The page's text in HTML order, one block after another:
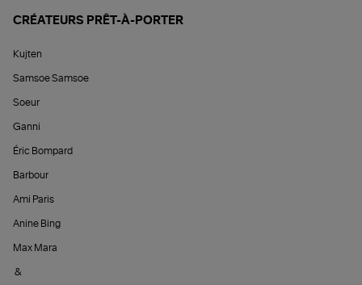
CRÉATEURS PRÊT-À-PORTER
Kujten
Samsoe Samsoe
Soeur
Ganni
Éric Bompard
Barbour
Ami Paris
Anine Bing
Max Mara
&